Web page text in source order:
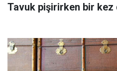
Tavuk pişirirken bir kez